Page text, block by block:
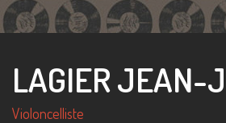
LAGIER JEAN-
Violoncelliste